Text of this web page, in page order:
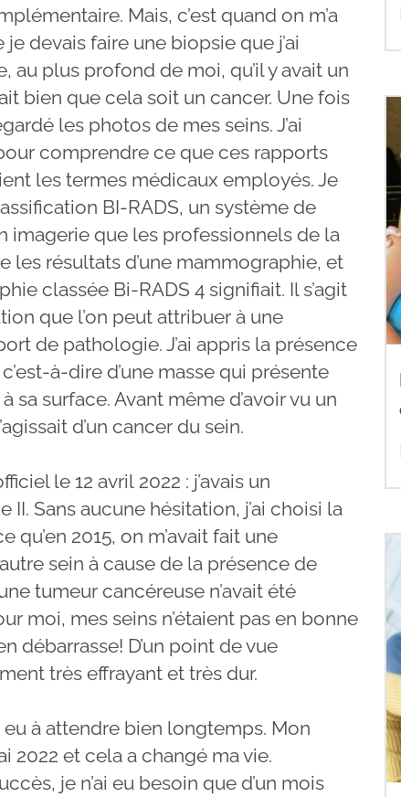
Mais, c’est quand on m’a
devais faire une biopsie que j’ai
plus profond de moi, qu’il y avait un
bien que cela soit un cancer. Une fois
les photos de mes seins. J’ai
comprendre ce que ces rapports
les termes médicaux employés. Je
BI-RADS, un système de
imagerie que les professionnels de la
les résultats d’une mammographie, et
classée Bi-RADS 4 signifiait. Il s’agit
que l’on peut attribuer à une
de pathologie. J’ai appris la présence
à-dire d’une masse qui présente
surface. Avant même d’avoir vu un
d’un cancer du sein.
le 12 avril 2022 : j’avais un
Sans aucune hésitation, j’ai choisi la
2015, on m’avait fait une
sein à cause de la présence de
tumeur cancéreuse n’avait été
moi, mes seins n’étaient pas en bonne
débarrasse! D’un point de vue
très effrayant et très dur.
eu à attendre bien longtemps. Mon
2022 et cela a changé ma vie.
je n’ai eu besoin que d’un mois